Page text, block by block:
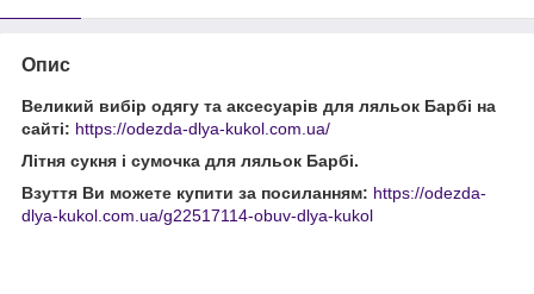
Опис
Великий вибір одягу та аксесуарів для ляльок Барбі на
сайті: https://odezda-dlya-kukol.com.ua/
Літня сукня і сумочка для ляльок Барбі.
Взуття Ви можете купити за посиланням: https://odezda-
dlya-kukol.com.ua/g22517114-obuv-dlya-kukol